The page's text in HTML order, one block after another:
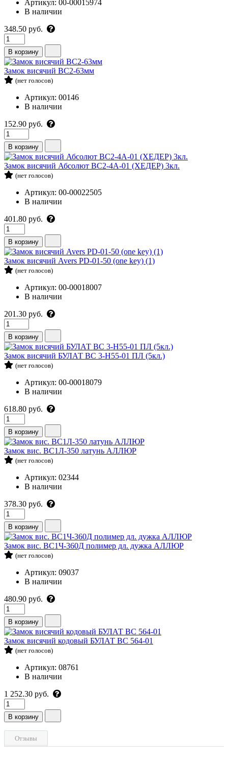
Артикул: 00-00015974
В наличии
348.50 руб.
В корзину
Замок висячий ВС2-63мм
(нет голосов)
Артикул: 00146
В наличии
152.90 руб.
В корзину
Замок висячий Абсолют ВС2-4А-01 (ХЕДЕР) 3кл.
(нет голосов)
Артикул: 00-00022505
В наличии
401.80 руб.
В корзину
Замок висячий Avers PD-01-50 (one key) (1)
(нет голосов)
Артикул: 00-00018007
В наличии
201.30 руб.
В корзину
Замок висячий БУЛАТ ВС 3-Н55-01 ПЛ (5кл.)
(нет голосов)
Артикул: 00-00018079
В наличии
618.80 руб.
В корзину
Замок вис. ВС1Л-350 латунь АЛЛЮР
(нет голосов)
Артикул: 02344
В наличии
378.30 руб.
В корзину
Замок вис. ВС1Ч-360Д полимер дл. дужка АЛЛЮР
(нет голосов)
Артикул: 09037
В наличии
480.90 руб.
В корзину
Замок висячий кодовый БУЛАТ ВС 564-01
(нет голосов)
Артикул: 08761
В наличии
1 252.30 руб.
В корзину
Отзывы